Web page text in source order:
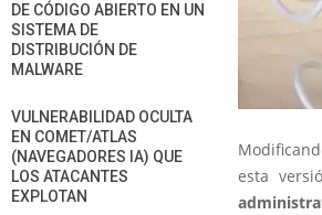
esta
DE CÓDIGO ABIERTO EN UN
SISTEMA DE
DISTRIBUCIÓN DE
MALWARE
VULNERABILIDAD OCULTA
EN COMET/ATLAS
(NAVEGADORES IA) QUE
LOS ATACANTES
EXPLOTAN